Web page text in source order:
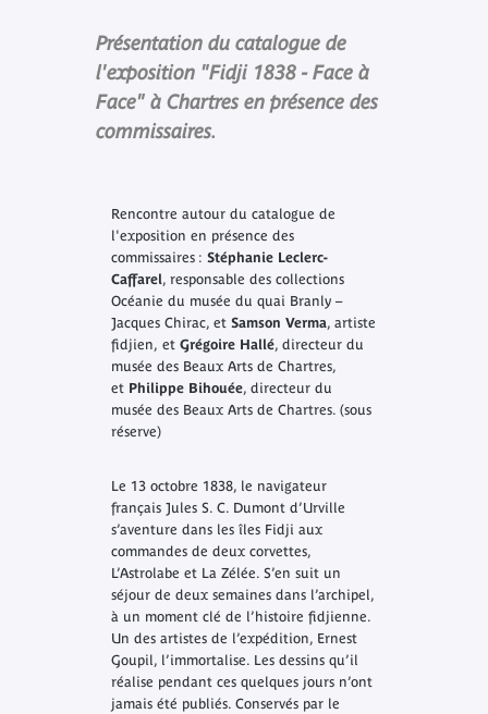
Présentation du catalogue de
l'exposition "Fidji 1838 - Face à
Face" à Chartres en présence des
commissaires.
Rencontre autour du catalogue de
l'exposition en présence des
commissaires : Stéphanie Leclerc-
Caffarel, responsable des collections
Océanie du musée du quai Branly –
Jacques Chirac, et Samson Verma, artiste
fidjien, et Grégoire Hallé, directeur du
musée des Beaux Arts de Chartres,
et Philippe Bihouée, directeur du
musée des Beaux Arts de Chartres. (sous
réserve)
Le 13 octobre 1838, le navigateur
français Jules S. C. Dumont d’Urville
s’aventure dans les îles Fidji aux
commandes de deux corvettes,
L’Astrolabe et La Zélée. S’en suit un
séjour de deux semaines dans l’archipel,
à un moment clé de l’histoire fidjienne.
Un des artistes de l’expédition, Ernest
Goupil, l’immortalise. Les dessins qu’il
réalise pendant ces quelques jours n’ont
jamais été publiés. Conservés par le